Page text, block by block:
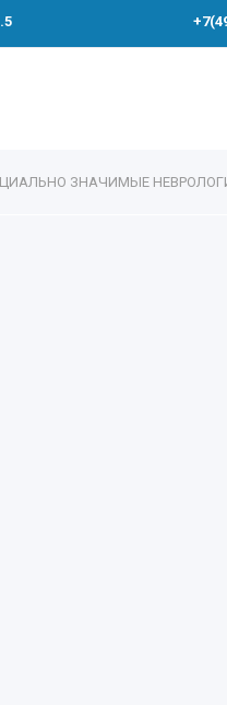
ЗНАЧИМЫЕ